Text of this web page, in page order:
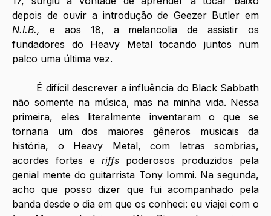
N.I.B., e aos 18, a melancolia de assistir os
fundadores do Heavy Metal tocando juntos num
palco uma última vez.
não somente na música, mas na minha vida. Nessa
primeira, eles literalmente inventaram o que se
tornaria um dos maiores gêneros musicais da
história, o Heavy Metal, com letras sombrias,
acordes fortes e riffs poderosos produzidos pela
genial mente do guitarrista Tony Iommi. Na segunda,
acho que posso dizer que fui acompanhado pela